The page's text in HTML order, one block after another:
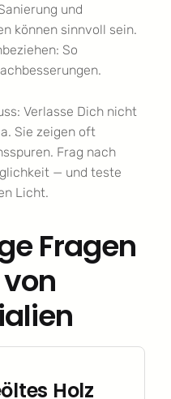
und
können sinnvoll sein.
So
Verlasse Dich nicht
Sie zeigen oft
Frag nach
— und teste
Licht.
Fragen
Holz